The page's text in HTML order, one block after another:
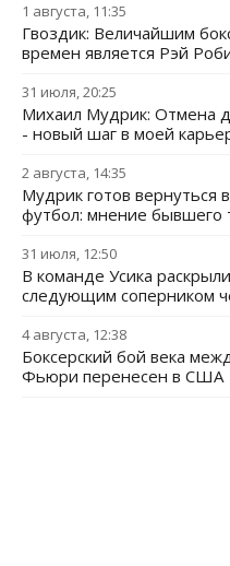
1 августа, 11:35
Гвоздик: Величайшим
времен является Рэй
31 июля, 20:25
Михаил Мудрик: Отмена
- новый шаг в моей
2 августа, 14:35
Мудрик готов вернуться
футбол: мнение бывшего
31 июля, 12:50
В команде Усика
следующим соперником
4 августа, 12:38
Боксерский бой века
Фьюри перенесен в США